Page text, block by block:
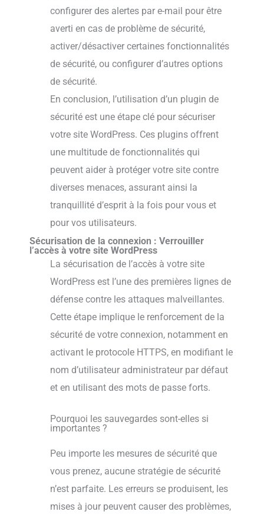
configurer des alertes par e-mail pour être
averti en cas de problème de sécurité,
activer/désactiver certaines fonctionnalités
de sécurité, ou configurer d’autres options
de sécurité.
En conclusion, l’utilisation d’un plugin de
sécurité est une étape clé pour sécuriser
votre site WordPress. Ces plugins offrent
une multitude de fonctionnalités qui
peuvent aider à protéger votre site contre
diverses menaces, assurant ainsi la
tranquillité d’esprit à la fois pour vous et
pour vos utilisateurs.
Sécurisation de la connexion : Verrouiller
l’accès à votre site WordPress
La sécurisation de l’accès à votre site
WordPress est l’une des premières lignes de
défense contre les attaques malveillantes.
Cette étape implique le renforcement de la
sécurité de votre connexion, notamment en
activant le protocole HTTPS, en modifiant le
nom d’utilisateur administrateur par défaut
et en utilisant des mots de passe forts.
Pourquoi les sauvegardes sont-elles si
importantes ?
Peu importe les mesures de sécurité que
vous prenez, aucune stratégie de sécurité
n’est parfaite. Les erreurs se produisent, les
mises à jour peuvent causer des problèmes,